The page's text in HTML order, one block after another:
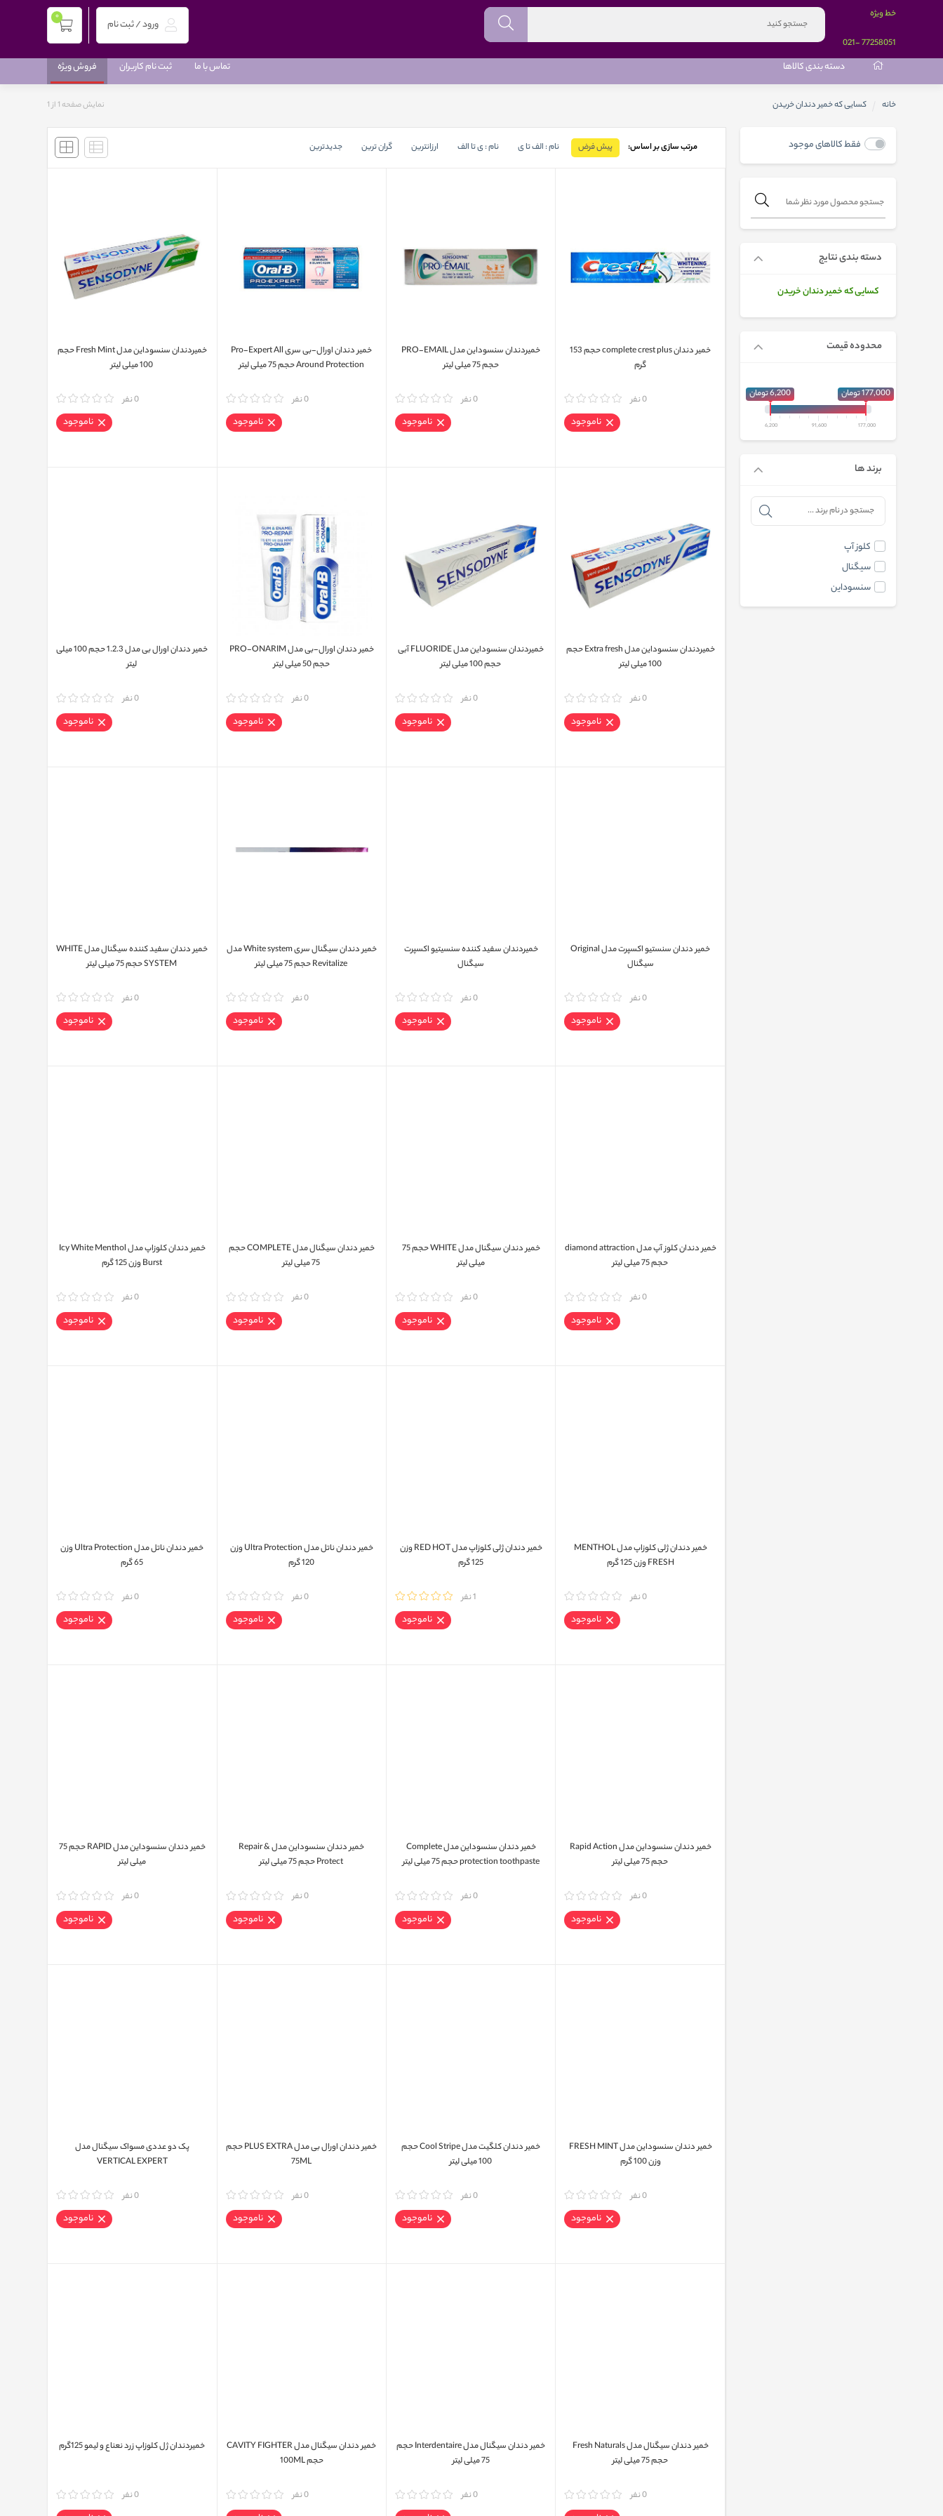
خط ویژه
77258051
-021
ورود / ثبت نام
0
دسته بندی کالاها تماس با ما ثبت نام کاربران فروش ویژه
خانه کسایی که خمیر دندان خریدن نمایش صفحه 1 از 1
مرتب سازی بر اساس: پیش فرض نام : الف تا ی نام : ی تا الف ارزانترین گران ترین جدیدترین
خمیر دندان complete crest plus حجم 153
گرم
0 نفر
ناموجود
خمیردندان سنسوداین مدل PRO-EMAIL
حجم 75 میلی لیتر
0 نفر
ناموجود
خمیر دندان اورال-بی سری Pro-Expert All
Around Protection حجم 75 میلی لیتر
0 نفر
ناموجود
خمیردندان سنسوداین مدل Fresh Mint حجم
100 میلی لیتر
0 نفر
ناموجود
خمیردندان سنسوداین مدل Extra fresh حجم
100 میلی لیتر
0 نفر
ناموجود
خمیردندان سنسوداین مدل FLUORIDE آبی
حجم 100 میلی لیتر
0 نفر
ناموجود
خمیر دندان اورال-بی مدل PRO-ONARIM
حجم 50 میلی لیتر
0 نفر
ناموجود
خمیر دندان اورال بی مدل 1.2.3 حجم 100 میلی
لیتر
0 نفر
ناموجود
خمیر دندان سنستیو اکسپرت مدل Original
سیگنال
0 نفر
ناموجود
خمیردندان سفید کننده سنسیتیو اکسپرت
سیگنال
0 نفر
ناموجود
خمیر دندان سیگنال سری White system مدل
Revitalize حجم 75 میلی لیتر
0 نفر
ناموجود
خمیر دندان سفید کننده سیگنال مدل WHITE
SYSTEM حجم 75 میلی لیتر
0 نفر
ناموجود
خمیر دندان کلوز آپ مدل diamond attraction
حجم 75 میلی لیتر
0 نفر
ناموجود
خمیر دندان سیگنال مدل WHITE حجم 75
میلی لیتر
0 نفر
ناموجود
خمیر دندان سیگنال مدل COMPLETE حجم
75 میلی لیتر
0 نفر
ناموجود
خمیر دندان کلوزاپ مدل Icy White Menthol
Burst وزن 125 گرم
0 نفر
ناموجود
خمیر دندان ژلی کلوزاپ مدل MENTHOL
FRESH وزن 125 گرم
0 نفر
ناموجود
خمیر دندان ژلی کلوزاپ مدل RED HOT وزن
125 گرم
1 نفر
ناموجود
خمیر دندان ناتل مدل Ultra Protection وزن
120 گرم
0 نفر
ناموجود
خمیر دندان ناتل مدل Ultra Protection وزن
65 گرم
0 نفر
ناموجود
خمیر دندان سنسوداین مدل Rapid Action
حجم 75 میلی لیتر
0 نفر
ناموجود
خمیر دندان سنسوداین مدل Complete
protection toothpaste حجم 75 میلی لیتر
0 نفر
ناموجود
خمیر دندان سنسوداین مدل Repair &
Protect حجم 75 میلی لیتر
0 نفر
ناموجود
خمیر دندان سنسوداین مدل RAPID حجم 75
میلی لیتر
0 نفر
ناموجود
خمیر دندان سنسوداین مدل FRESH MINT
وزن 100 گرم
0 نفر
ناموجود
خمیر دندان کلگیت مدل Cool Stripe حجم
100 میلی لیتر
0 نفر
ناموجود
خمیر دندان اورال بی مدل PLUS EXTRA حجم
75ML
0 نفر
ناموجود
پک دو عددی مسواک سیگنال مدل
VERTICAL EXPERT
0 نفر
ناموجود
خمیر دندان سیگنال مدل Fresh Naturals
حجم 75 میلی لیتر
0 نفر
خمیر دندان سیگنال مدل Interdentaire حجم
75 میلی لیتر
0 نفر
خمیر دندان سیگنال مدل CAVITY FIGHTER
حجم 100ML
0 نفر
خمیردندان ژل کلوزاپ زرد نعناع و لیمو 125گرم
0 نفر
فقط کالاهای موجود
دسته بندی نتایج
کسایی که خمیر دندان خریدن
محدوده قیمت
6,200 تومان 177,000 تومان
6,200 91,600 177,000
برند ها
کلوز آپ
سیگنال
سنسوداین